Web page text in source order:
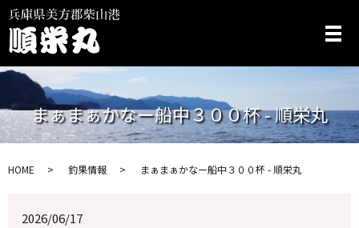
メ
まぁまぁかなー船中３００杯 - 順栄丸
HOME 釣果情報 まぁまぁかなー船中３００杯 - 順栄丸
2026/06/17